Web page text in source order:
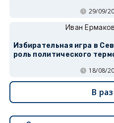
29/09/
Иван Ермаков
Избирательная игра в
роль политического
18/08/
В